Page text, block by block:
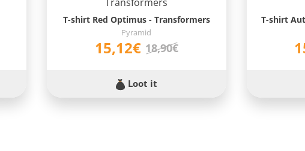
T-shirt Red Optimus - Transformers
Pyramid
15,12€ 18,90€
Loot it
T-shirt